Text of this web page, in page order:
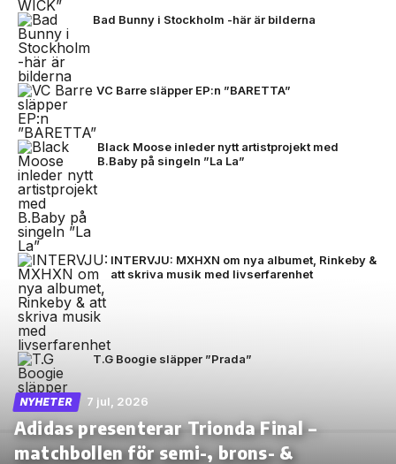
Bad Bunny i Stockholm -här är bilderna
VC Barre släpper EP:n ”BARETTA”
Black Moose inleder nytt artistprojekt med
B.Baby på singeln ”La La”
INTERVJU: MXHXN om nya albumet, Rinkeby &
att skriva musik med livserfarenhet
T.G Boogie släpper ”Prada”
NYHETER 7 jul, 2026
Adidas presenterar Trionda Final –
matchbollen för semi-, brons- &